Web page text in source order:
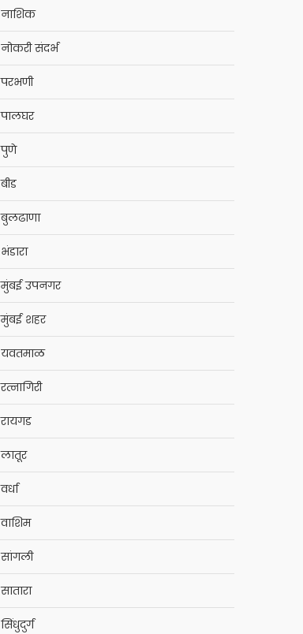
नाशिक
नोकरी संदर्भ
परभणी
पालघर
पुणे
बीड
बुलढाणा
भंडारा
मुंबई उपनगर
मुंबई शहर
यवतमाळ
रत्नागिरी
रायगड
लातूर
वर्धा
वाशिम
सांगली
सातारा
सिंधुदुर्ग